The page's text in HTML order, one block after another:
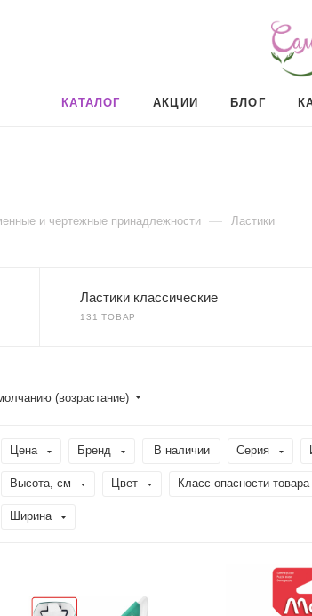
КАТАЛОГ АКЦИИ БЛОГ
и чертежные принадлежности — Ластики
Ластики классические
131 ТОВАР
(возрастание)
Цена Бренд В наличии Серия
Высота, см Цвет Класс опасности товара
Ширина